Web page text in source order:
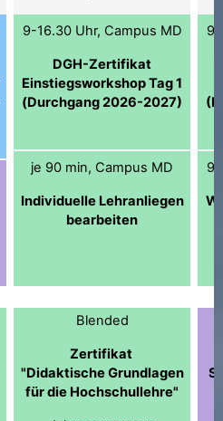
9-16.30 Uhr, Campus MD
DGH-Zertifikat
Einstiegsworkshop Tag 1
(Durchgang 2026-2027)
je 90 min, Campus MD
Individuelle Lehranliegen
bearbeiten
9-
9-
Blended
Zertifikat
"Didaktische Grundlagen
für die Hochschullehre"